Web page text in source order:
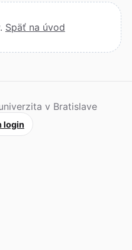
Späť na úvod
v Bratislave
login